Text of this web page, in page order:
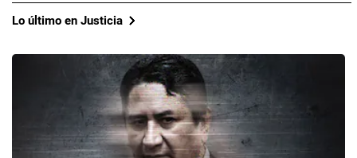
Lo último en Justicia